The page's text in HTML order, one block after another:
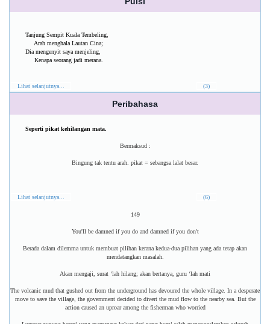
Tanjung Sempit Kuala Tembeling,
Arah menghala Lautan Cina;
Dia mengenyit saya menjeling,
Kenapa seorang jadi merana.
Lihat selanjutnya... (3)
Peribahasa
Seperti pikat kehilangan mata.
Bermaksud :
Bingung tak tentu arah. pikat = sebangsa lalat besar.
Lihat selanjutnya... (6)
149
You'll be damned if you do and damned if you don't
Berada dalam dilemma untuk membuat pilihan kerana kedua-dua pilihan yang ada tetap akan
mendatangkan masalah.
Akan mengaji, surat ‘lah hilang; akan bertanya, guru ‘lah mati
The volcanic mud that gushed out from the underground has devoured the whole village. In a desperate
move to save the village, the government decided to divert the mud flow to the nearby sea. But the
action caused an uproar among the fisherman who worried